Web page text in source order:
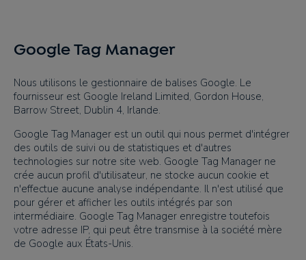
Google Tag Manager
Nous utilisons le gestionnaire de balises Google. Le
fournisseur est Google Ireland Limited, Gordon House,
Barrow Street, Dublin 4, Irlande.
Google Tag Manager est un outil qui nous permet d'intégrer
des outils de suivi ou de statistiques et d'autres
technologies sur notre site web. Google Tag Manager ne
crée aucun profil d'utilisateur, ne stocke aucun cookie et
n'effectue aucune analyse indépendante. Il n'est utilisé que
pour gérer et afficher les outils intégrés par son
intermédiaire. Google Tag Manager enregistre toutefois
votre adresse IP, qui peut être transmise à la société mère
de Google aux États-Unis.